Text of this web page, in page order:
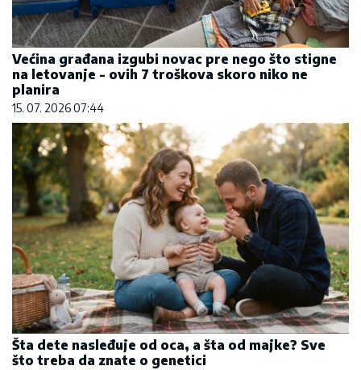
Većina građana izgubi novac pre nego što stigne
na letovanje - ovih 7 troškova skoro niko ne
planira
15. 07. 2026 07:44
Šta dete nasleđuje od oca, a šta od majke? Sve
što treba da znate o genetici